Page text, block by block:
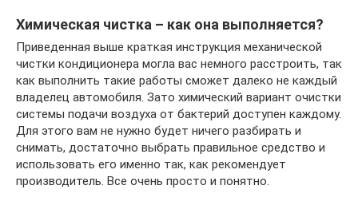
Химическая чистка – как она выполняется?
Приведенная выше краткая инструкция механической
чистки кондиционера могла вас немного расстроить, так
как выполнить такие работы сможет далеко не каждый
владелец автомобиля. Зато химический вариант очистки
системы подачи воздуха от бактерий доступен каждому.
Для этого вам не нужно будет ничего разбирать и
снимать, достаточно выбрать правильное средство и
использовать его именно так, как рекомендует
производитель. Все очень просто и понятно.